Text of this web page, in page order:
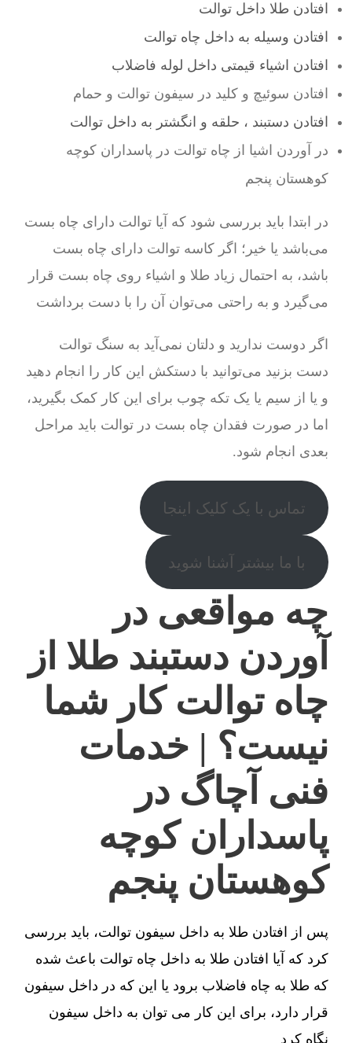
افتادن طلا داخل توالت
افتادن وسیله به داخل چاه توالت
افتادن اشیاء قیمتی داخل لوله فاضلاب
افتادن سوئیچ و کلید در سیفون توالت و حمام
افتادن دستبند ، حلقه و انگشتر به داخل توالت
در آوردن اشیا از چاه توالت در پاسداران کوچه
کوهستان پنجم
در ابتدا باید بررسی شود که آیا توالت دارای چاه بست
می‌باشد یا خیر؛ اگر کاسه توالت دارای چاه بست
باشد، به احتمال زیاد طلا و اشیاء روی چاه بست قرار
می‌گیرد و به راحتی می‌توان آن را با دست برداشت
اگر دوست ندارید و دلتان نمی‌آید به سنگ توالت
دست بزنید می‌توانید با دستکش این کار را انجام دهید
و یا از سیم یا یک تکه چوب برای این کار کمک بگیرید،
اما در صورت فقدان چاه بست در توالت باید مراحل
بعدی انجام شود.
تماس با یک کلیک اینجا
با ما بیشتر آشنا شوید
چه مواقعی در
آوردن دستبند طلا از
چاه توالت کار شما
نیست؟ | خدمات
فنی آچاگ در
پاسداران کوچه
کوهستان پنجم
پس از افتادن طلا به داخل سیفون توالت، باید بررسی
کرد که آیا افتادن طلا به داخل چاه توالت باعث شده
که طلا به چاه فاضلاب برود یا این که در داخل سیفون
قرار دارد، برای این کار می توان به داخل سیفون
نگاه کرد